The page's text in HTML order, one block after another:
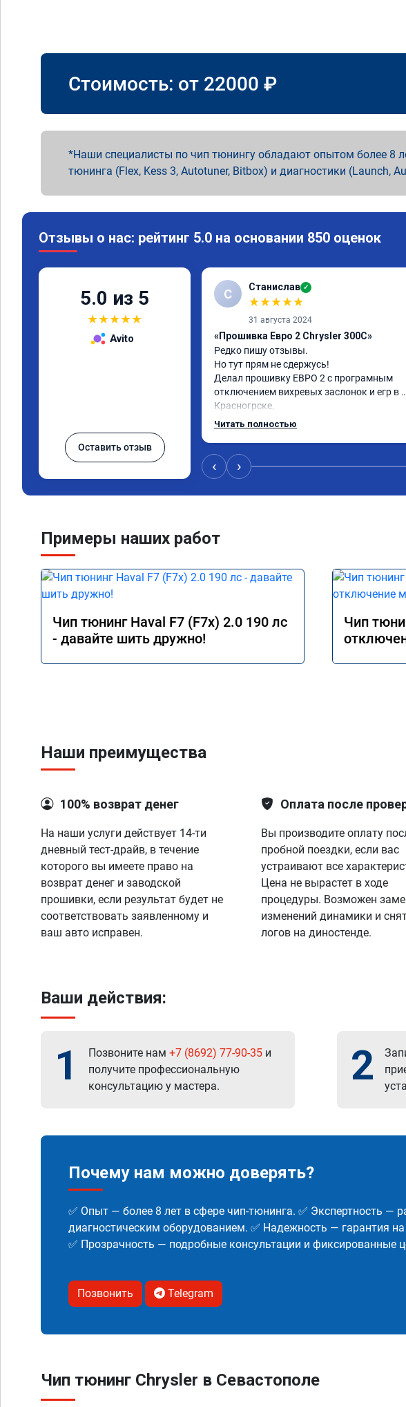
Стоимость: от 22000 ₽
Наши специалисты по чип тюнингу обладают опытом более 8
тюнинга (Flex, Kess 3, Autotuner, Bitbox) и диагностики (Launch,
Отзывы о нас: рейтинг 5.0 на основании 850 оценок
5.0 из 5
★★★★★
Avito
Оставить отзыв
С Станислав ✓
★★★★★
31 августа 2024
«Прошивка Евро 2 Chrysler 300C»
Редко пишу отзывы.
Но тут прям не сдержусь!
Делал прошивку ЕВРО 2 с програмным
отключением вихревых заслонок и егр в
Красногрске.
Все прошло отлично,расход топлива
удаления вихревых заслонок в аварийном
режиме,но и до удаления их расход
Читать полностью
‹ ›
Примеры наших работ
Чип тюнинг Haval F7 (F7x) 2.0 190 лс
- давайте шить дружно!
Чип
Наши преимущества
100% возврат денег
На наши услуги действует 14-ти
дневный тест-драйв, в течение
которого вы имеете право на
возврат денег и заводской
прошивки, если результат будет не
соответствовать заявленному и
ваш авто исправен.
Оплата после
Вы производите оплату
пробной поездки, если вас
устраивают все
Цена не вырастет в ходе
процедуры. Возможен
изменений динамики и
логов на диностенде.
Ваши действия:
1 Позвоните нам +7 (8692) 77-90-35 и
получите профессиональную
консультацию у мастера.
2
Почему нам можно доверять?
✅ Опыт — более 8 лет в сфере чип-тюнинга. ✅ Экспертность —
диагностическим оборудованием. ✅ Надежность — гарантия
✅ Прозрачность — подробные консультации и фиксированные
Позвонить Telegram
Чип тюнинг Chrysler в Севастополе